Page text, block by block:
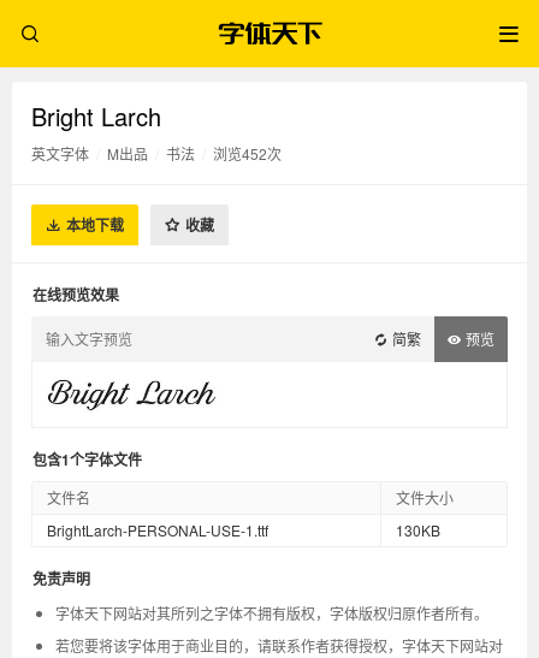
Bright Larch
英文字体 M出品 书法 浏览452次
本地下载 收藏
在线预览效果
简繁 预览
包含1个字体文件
文件名
文件大小
BrightLarch-PERSONAL-USE-1.ttf
130KB
免责声明
字体天下网站对其所列之字体不拥有版权，字体版权归原作者所有。
若您要将该字体用于商业目的，请联系作者获得授权，字体天下网站对